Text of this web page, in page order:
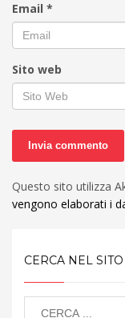
Email *
Sito web
Questo sito utilizza
vengono elaborati i
CERCA NEL SITO